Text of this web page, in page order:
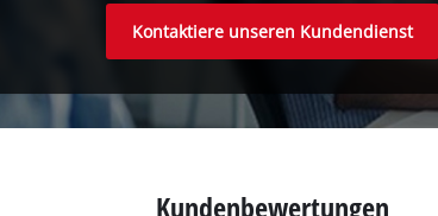
Kontaktiere unseren Kundendienst
Kundenbewertungen